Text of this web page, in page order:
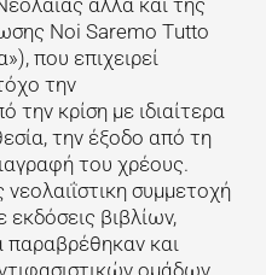
αλλά και της
Noi Saremo Τutto
που επιχειρεί
την
την κρίση με ιδιαίτερα
την έξοδο από τη
του χρέους.
συμμετοχή
βιβλίων,
παραβρέθηκαν και